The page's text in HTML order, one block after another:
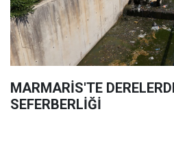
MARMARİS'TE
SEFERBERLİĞİ